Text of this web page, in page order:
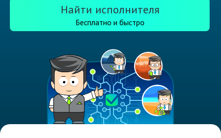
Найти исполнителя
Бесплатно и быстро